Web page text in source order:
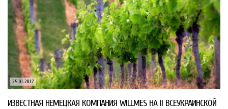
25.01.2017
ИЗВЕСТНАЯ НЕМЕЦКАЯ КОМПАНИЯ WILLMES НА II ВСЕУКРАИНСКОЙ